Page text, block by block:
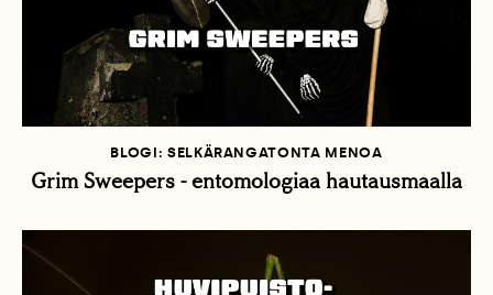
BLOGI: SELKÄRANGATONTA MENOA
Grim Sweepers - entomologiaa hautausmaalla